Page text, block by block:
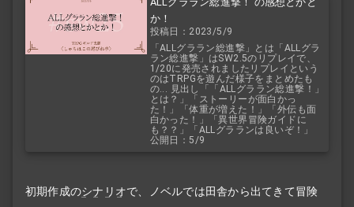
か！
投稿日：2023/5/9
「ALLグララン総進撃」とは「ALLグラ
ラン総進撃」はSW2.5のリプレイで、
1/20に発売されましたリプレイという
のはTRPGを遊んだ様子をまとめたも
の... 見出し「「ALLグララン総進撃！」
とは？」「ストーリーが面白かっ
た！」「体重が増えた！」「外伝も面
白かった！」「異世界冒険ガイドに
も？？」「ALLグラランは良いぞ！」
公開日：5/9
初期作成のシナリオで、ノベルでは田舎から出てきて冒険